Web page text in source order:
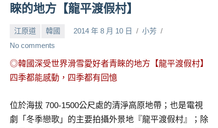
旅
節
目
賓、
News
探
節
睞的地方【龍平渡假村】
江原道 韓國 2014 年 8 月 10 日
小芳
No comments
◎韓國深受世界滑雪愛好者青睞的地方【龍平渡假村】
四季都能感動，四季都有回憶
位於海拔 700-1500公尺處的清淨高原地帶；也是電視
劇「冬季戀歌」的主要拍攝外景地『龍平渡假村』；除